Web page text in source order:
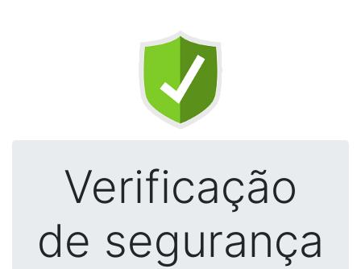
Verificação
de segurança